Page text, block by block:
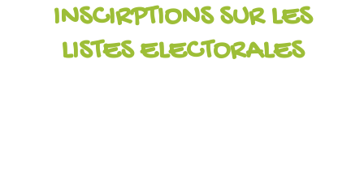
Ecole
Associations
INSCIRPTIONS SUR LES
LISTES ELECTORALES